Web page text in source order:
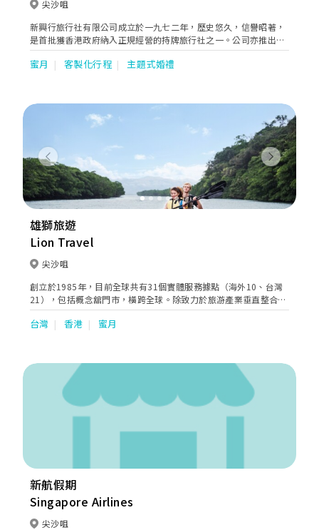
尖沙咀
新興行旅行社有限公司成立於一九七二年，歷史悠久，信譽昭著，
是首批獲香港政府納入正規經營的持牌旅行社之一。公司亦推出自
由行套票服務，讓有興趣人士自行計劃他們的行程。
蜜月 客製化行程 主題式婚禮
Previous Next
雄獅旅遊
Lion Travel
尖沙咀
創立於1985年，目前全球共有31個實體服務據點（海外10、台灣
21），包括概念舘門市，橫跨全球。除致力於旅游產業垂直整合
外，雄獅旅游導入資訊化與知識管理系統，積極朝生活產業水平擴
展，秉持 "Lion, Enriching Life"，朝向全球華人旅游生活服務第一
台灣 香港 蜜月
新航假期
Singapore Airlines
尖沙咀